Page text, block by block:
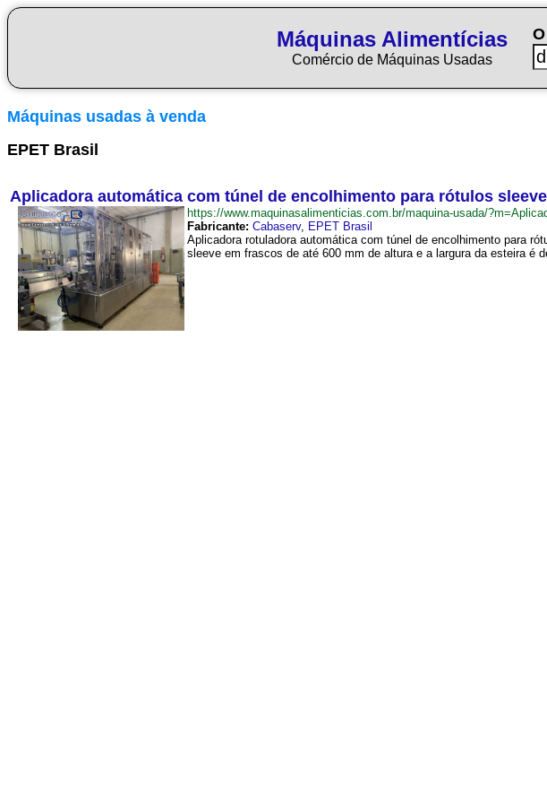
Máquinas Alimentícias
Comércio de Máquinas Usadas
Máquinas usadas à venda
EPET Brasil
Aplicadora automática com túnel de encolhimento para rótulos
https://www.maquinasalimenticias.com.br/maquina-usada/
Fabricante: Cabaserv, EPET Brasil
Aplicadora rotuladora automática com túnel de encolhimento para
sleeve em frascos de até 600 mm de altura e a largura da esteira é